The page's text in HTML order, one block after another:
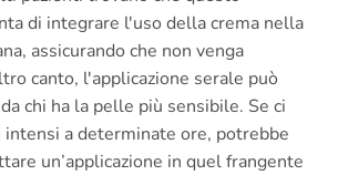
di integrare l'uso della crema nella
assicurando che non venga
canto, l'applicazione serale può
chi ha la pelle più sensibile. Se ci
a determinate ore, potrebbe
un’applicazione in quel frangente